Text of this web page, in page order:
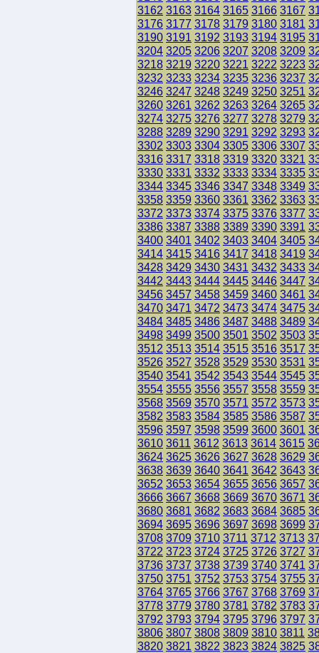
3162 3163 3164 3165 3166 3167
3176 3177 3178 3179 3180 3181
3190 3191 3192 3193 3194 3195
3204 3205 3206 3207 3208 3209
3218 3219 3220 3221 3222 3223
3232 3233 3234 3235 3236 3237
3246 3247 3248 3249 3250 3251
3260 3261 3262 3263 3264 3265
3274 3275 3276 3277 3278 3279
3288 3289 3290 3291 3292 3293
3302 3303 3304 3305 3306 3307
3316 3317 3318 3319 3320 3321
3330 3331 3332 3333 3334 3335
3344 3345 3346 3347 3348 3349
3358 3359 3360 3361 3362 3363
3372 3373 3374 3375 3376 3377
3386 3387 3388 3389 3390 3391
3400 3401 3402 3403 3404 3405
3414 3415 3416 3417 3418 3419
3428 3429 3430 3431 3432 3433
3442 3443 3444 3445 3446 3447
3456 3457 3458 3459 3460 3461
3470 3471 3472 3473 3474 3475
3484 3485 3486 3487 3488 3489
3498 3499 3500 3501 3502 3503
3512 3513 3514 3515 3516 3517
3526 3527 3528 3529 3530 3531
3540 3541 3542 3543 3544 3545
3554 3555 3556 3557 3558 3559
3568 3569 3570 3571 3572 3573
3582 3583 3584 3585 3586 3587
3596 3597 3598 3599 3600 3601
3610 3611 3612 3613 3614 3615
3624 3625 3626 3627 3628 3629
3638 3639 3640 3641 3642 3643
3652 3653 3654 3655 3656 3657
3666 3667 3668 3669 3670 3671
3680 3681 3682 3683 3684 3685
3694 3695 3696 3697 3698 3699
3708 3709 3710 3711 3712 3713
3722 3723 3724 3725 3726 3727
3736 3737 3738 3739 3740 3741
3750 3751 3752 3753 3754 3755
3764 3765 3766 3767 3768 3769
3778 3779 3780 3781 3782 3783
3792 3793 3794 3795 3796 3797
3806 3807 3808 3809 3810 3811
3820 3821 3822 3823 3824 3825